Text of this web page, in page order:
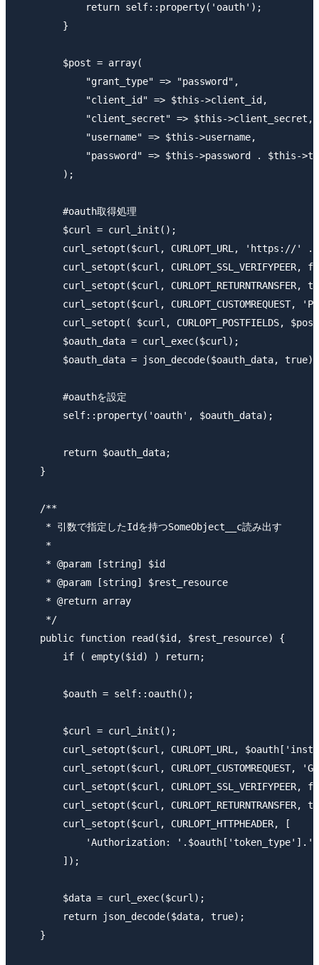
            return self::property('oauth');
        }
        $post = array(
            "grant_type" => "password",
            "client_id" => $this->client_id,
            "client_secret" => $this->client_secret,
            "username" => $this->username,
"password" => $this->password . $this-
        );
        #oauth取得処理
        $curl = curl_init();
curl_setopt($curl, CURLOPT_URL, 'https://'
curl_setopt($curl, CURLOPT_SSL_VERIFYPEER,
curl_setopt($curl, CURLOPT_RETURNTRANSFER,
curl_setopt($curl, CURLOPT_CUSTOMREQUEST,
curl_setopt( $curl, CURLOPT_POSTFIELDS,
        $oauth_data = curl_exec($curl);
        $oauth_data = json_decode($oauth_data, true);
        #oauthを設定
        self::property('oauth', $oauth_data);
        return $oauth_data;
    }
    /**
     * 引数で指定したIdを持つSomeObject__c読み出す
     *
     * @param [string] $id
     * @param [string] $rest_resource
     * @return array
     */
    public function read($id, $rest_resource) {
        if ( empty($id) ) return;
        $oauth = self::oauth();
        $curl = curl_init();
curl_setopt($curl, CURLOPT_URL,
curl_setopt($curl, CURLOPT_CUSTOMREQUEST,
curl_setopt($curl, CURLOPT_SSL_VERIFYPEER,
curl_setopt($curl, CURLOPT_RETURNTRANSFER,
        curl_setopt($curl, CURLOPT_HTTPHEADER, [
'Authorization: '.$oauth['token_type'].'
        ]);
        $data = curl_exec($curl);
        return json_decode($data, true);
    }